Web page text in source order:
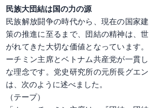
民族大団結は国の力の源
民族解放闘争の時代から、現在の国家
策の推進に至るまで、団結の精神は、
がれてきた大切な価値となっています
ーチミン主席とベトナム共産党が一貫
な理念です。党史研究所の元所長グエ
は、次のように述べました。
（テープ）